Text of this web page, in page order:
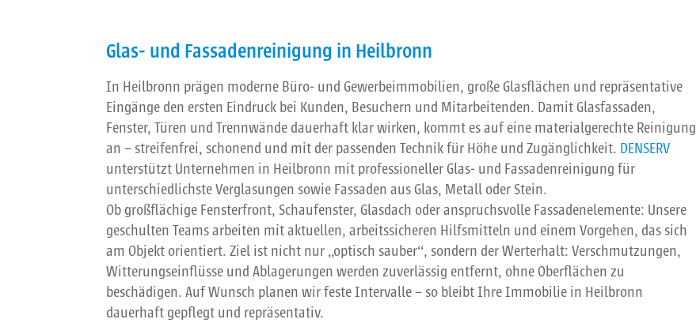
Glas- und Fassadenreinigung in Heilbronn
In Heilbronn prägen moderne Büro- und Gewerbeimmobilien, große Glasflächen und repräsentative
Eingänge den ersten Eindruck bei Kunden, Besuchern und Mitarbeitenden. Damit Glasfassaden,
Fenster, Türen und Trennwände dauerhaft klar wirken, kommt es auf eine materialgerechte Reinigung
an – streifenfrei, schonend und mit der passenden Technik für Höhe und Zugänglichkeit. DENSERV
unterstützt Unternehmen in Heilbronn mit professioneller Glas- und Fassadenreinigung für
unterschiedlichste Verglasungen sowie Fassaden aus Glas, Metall oder Stein.
Ob großflächige Fensterfront, Schaufenster, Glasdach oder anspruchsvolle Fassadenelemente: Unsere
geschulten Teams arbeiten mit aktuellen, arbeitssicheren Hilfsmitteln und einem Vorgehen, das sich
am Objekt orientiert. Ziel ist nicht nur „optisch sauber“, sondern der Werterhalt: Verschmutzungen,
Witterungseinflüsse und Ablagerungen werden zuverlässig entfernt, ohne Oberflächen zu
beschädigen. Auf Wunsch planen wir feste Intervalle – so bleibt Ihre Immobilie in Heilbronn
dauerhaft gepflegt und repräsentativ.